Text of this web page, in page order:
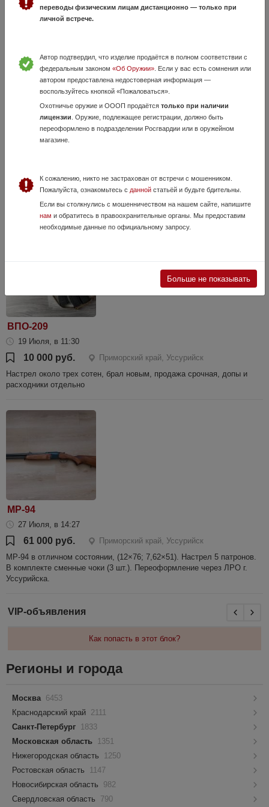
Browning Bar Zenit кал. 9.3-62. В отличном состоянии, продажа в
связи с ненадобностью.. Укомплектован загонником Zeiss Victory, на
55 000 руб.
Приморский край, Владивосток
Бьёт точно, лёгкий.
ВПО-209
19 Июля, в 11:30
10 000 руб.
Приморский край, Уссурийск
Настрел около трех сотен, брал новым, продажа срочная, допы и
расходники отдельно
МР-94
27 Июля, в 14:27
61 000 руб.
Приморский край, Уссурийск
МР-94 в отличном состоянии, (12×76; 7,62×51). Настрел 5 патронов.
В комплекте сменные чоки (3 шт.). Переоформление через ЛРО г.
Уссурийска.
переводы физическим лицам дистанционно — только при
личной встрече.
Автор подтвердил, что изделие продаётся в полном соответствии с
федеральным законом «Об Оружии». Если у вас есть сомнения или
автором предоставлена недостоверная информация —
воспользуйтесь кнопкой «Пожаловаться».
Охотничье оружие и ОООП продаётся только при наличии
лицензии . Оружие, подлежащее регистрации, должно быть
переоформлено в подразделении Росгвардии или в оружейном
магазине.
К сожалению, никто не застрахован от встречи с мошенником.
Пожалуйста, ознакомьтесь с даннойстатьёй и будьте бдительны.
Если вы столкнулись с мошенничеством на нашем сайте, напишите
нам и обратитесь в правоохранительные органы. Мы предоставим
необходимые данные по официальному запросу.
Больше не показывать
VIP-объявления
Как попасть в этот блок?
Регионы и города
Москва 6453
Краснодарский край 2111
Санкт-Петербург
1833
Московская область
1351
Нижегородская область
1250
Ростовская область
1147
Новосибирская область
982
Свердловская область
790